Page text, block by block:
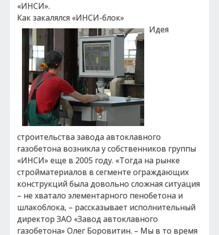
«ИНСИ».
Как закалялся «ИНСИ-блок»
Идея
строительства завода автоклавного
газобетона возникла у собственников группы
«ИНСИ» еще в 2005 году. «Тогда на рынке
стройматериалов в сегменте ограждающих
конструкций была довольно сложная ситуация
– не хватало элементарного пенобетона и
шлакоблока, – рассказывает исполнительный
директор ЗАО «Завод автоклавного
газобетона» Олег Боровитин. – Мы в то время